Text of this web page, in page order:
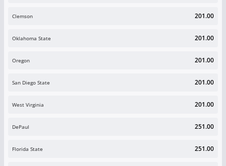
Clemson 201.00
Oklahoma State 201.00
Oregon 201.00
San Diego State 201.00
West Virginia 201.00
DePaul 251.00
Florida State 251.00